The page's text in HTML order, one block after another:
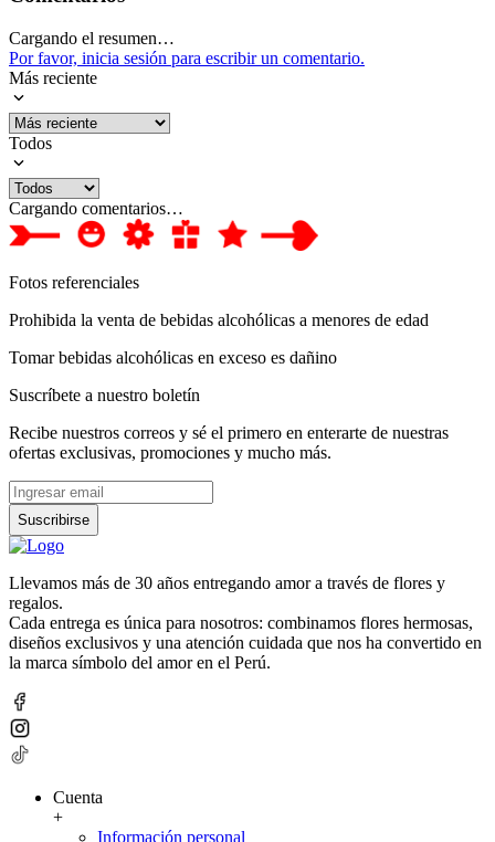
Cargando el resumen…
Por favor, inicia sesión para escribir un comentario.
Más reciente
Todos
Cargando comentarios…
Fotos referenciales
Prohibida la venta de bebidas alcohólicas a menores de edad
Tomar bebidas alcohólicas en exceso es dañino
Suscríbete a nuestro boletín
Recibe nuestros correos y sé el primero en enterarte de nuestras
ofertas exclusivas, promociones y mucho más.
Suscribirse
Llevamos más de 30 años entregando amor a través de flores y
regalos.
Cada entrega es única para nosotros: combinamos flores hermosas,
diseños exclusivos y una atención cuidada que nos ha convertido en
la marca símbolo del amor en el Perú.
Cuenta
+
Información personal